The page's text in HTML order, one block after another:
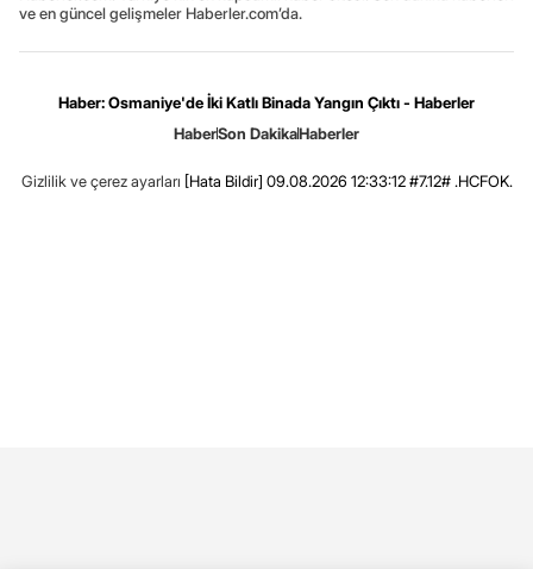
ve en güncel gelişmeler Haberler.com’da.
Haber: Osmaniye'de İki Katlı Binada Yangın Çıktı - Haberler
HaberSon DakikaHaberler
Gizlilik ve çerez ayarları [Hata Bildir] 09.08.2026 12:33:12 #7.12# .HCFOK.